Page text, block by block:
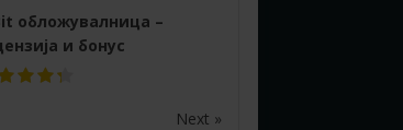
обложувалница –
и бонус
Next »